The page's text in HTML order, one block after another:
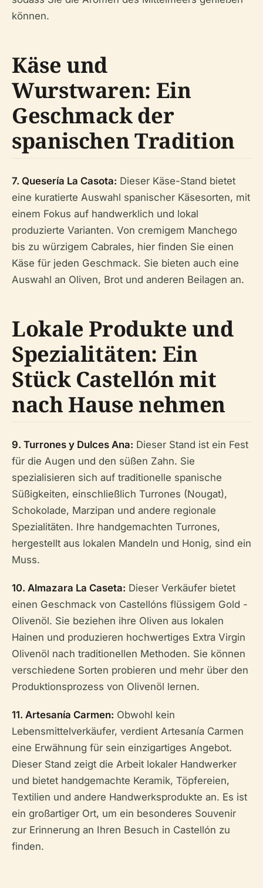
können.
Käse und
Wurstwaren: Ein
Geschmack der
spanischen Tradition
7. Quesería La Casota: Dieser Käse-Stand bietet
eine kuratierte Auswahl spanischer Käsesorten, mit
einem Fokus auf handwerklich und lokal
produzierte Varianten. Von cremigem Manchego
bis zu würzigem Cabrales, hier finden Sie einen
Käse für jeden Geschmack. Sie bieten auch eine
Auswahl an Oliven, Brot und anderen Beilagen an.
Lokale Produkte und
Spezialitäten: Ein
Stück Castellón mit
nach Hause nehmen
9. Turrones y Dulces Ana: Dieser Stand ist ein Fest
für die Augen und den süßen Zahn. Sie
spezialisieren sich auf traditionelle spanische
Süßigkeiten, einschließlich Turrones (Nougat),
Schokolade, Marzipan und andere regionale
Spezialitäten. Ihre handgemachten Turrones,
hergestellt aus lokalen Mandeln und Honig, sind ein
Muss.
10. Almazara La Caseta: Dieser Verkäufer bietet
einen Geschmack von Castellóns flüssigem Gold -
Olivenöl. Sie beziehen ihre Oliven aus lokalen
Hainen und produzieren hochwertiges Extra Virgin
Olivenöl nach traditionellen Methoden. Sie können
verschiedene Sorten probieren und mehr über den
Produktionsprozess von Olivenöl lernen.
11. Artesanía Carmen: Obwohl kein
Lebensmittelverkäufer, verdient Artesanía Carmen
eine Erwähnung für sein einzigartiges Angebot.
Dieser Stand zeigt die Arbeit lokaler Handwerker
und bietet handgemachte Keramik, Töpfereien,
Textilien und andere Handwerksprodukte an. Es ist
ein großartiger Ort, um ein besonderes Souvenir
zur Erinnerung an Ihren Besuch in Castellón zu
finden.